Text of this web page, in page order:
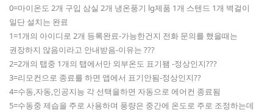
0=마이온도 2개 구입 삼실 2개 냉온풍기 lg제품 1개 스텐드 1개 벽걸이
일단 설치는 완료
1=1개의 아이디로 2개 등록완료-가능한건지 전화 문의를 했을때는
권장하지 않음이라고 안내받음-이유는 ???
2=2개의 탭중 1개의 탭에서만 외부온도 표기됌 -정상인지???
3=리모컨으로 종료를 하면 앱에서 표기안됨-정상인지??
4=수동,자동,인공지능 각 선택을하면 자동으로 에어컨 종료됨
5=수동중 제습을 주로 사용하며 풍량은 중간에 온도로 주로 조정하는데